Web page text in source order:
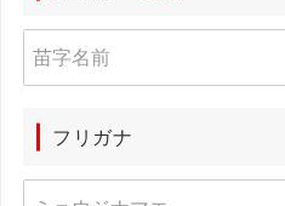
フリガナ